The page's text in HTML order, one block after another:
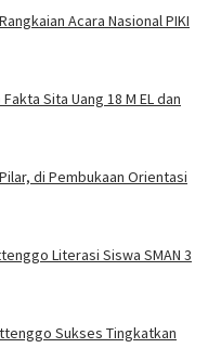
Acara Nasional PIKI
Sita Uang 18 M EL dan
di Pembukaan Orientasi
Literasi Siswa SMAN 3
Sukses Tingkatkan